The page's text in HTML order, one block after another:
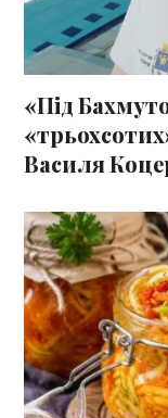
«Під
Василя